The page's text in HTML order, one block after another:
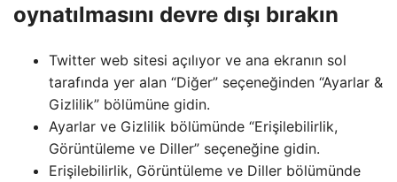
oynatılmasını devre dışı bırakın
Twitter web sitesi açılıyor ve ana ekranın sol
tarafında yer alan “Diğer” seçeneğinden “Ayarlar &
Gizlilik” bölümüne gidin.
Ayarlar ve Gizlilik bölümünde “Erişilebilirlik,
Görüntüleme ve Diller” seçeneğine gidin.
Erişilebilirlik, Görüntüleme ve Diller bölümünde